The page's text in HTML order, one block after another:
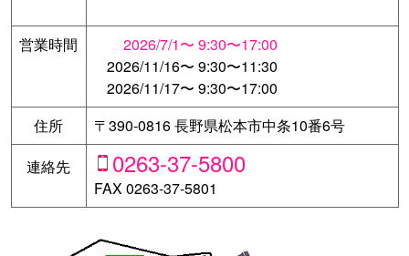
営業時間 2026/7/1〜 9:30〜17:00
2026/11/16〜 9:30〜11:30
2026/11/17〜 9:30〜17:00
住所
〒390-0816 長野県松本市中条10番6号
連絡先
0263-37-5800
FAX 0263-37-5801